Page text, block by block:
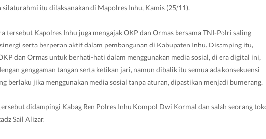
silaturahmi itu dilaksanakan di Mapolres Inhu, Kamis (25/11).
tersebut Kapolres Inhu juga mengajak OKP dan Ormas bersama TNI-Polri saling
serta berperan aktif dalam pembangunan di Kabupaten Inhu. Disamping itu,
dan Ormas untuk berhati-hati dalam menggunakan media sosial, di era digital ini,
genggaman tangan serta ketikan jari, namun dibalik itu semua ada konsekuensi
berlaku jika menggunakan media sosial tanpa aturan, dipastikan menjadi bumerang.
didampingi Kabag Ren Polres Inhu Kompol Dwi Kormal dan salah seorang
Sail Alizar.